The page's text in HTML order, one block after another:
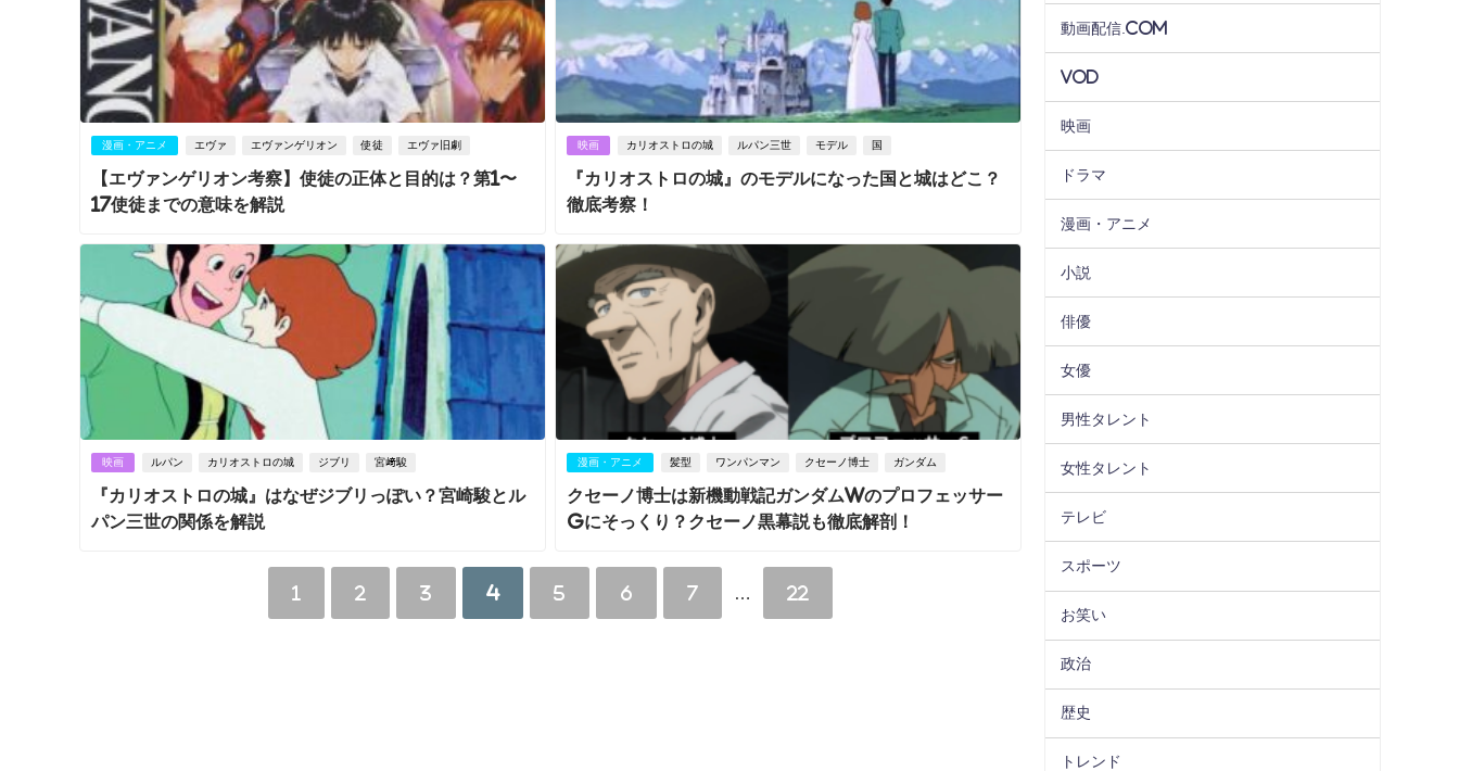
漫画・アニメ エヴァ エヴァンゲリオン 使徒 エヴァ旧劇
【エヴァンゲリオン考察】使徒の正体と目的は？第1〜
17使徒までの意味を解説
映画 カリオストロの城 ルパン三世 モデル 国
『カリオストロの城』のモデルになった国と城はどこ？
徹底考察！
映画 ルパン カリオストロの城 ジブリ 宮﨑駿
『カリオストロの城』はなぜジブリっぽい？宮崎駿とル
パン三世の関係を解説
漫画・アニメ 髪型 ワンパンマン クセーノ博士 ガンダム
クセーノ博士は新機動戦記ガンダムWのプロフェッサー
Gにそっくり？クセーノ黒幕説も徹底解剖！
1 2 3 4 5 6 7 22
動画配信.com
VOD
映画
ドラマ
漫画・アニメ
小説
俳優
女優
男性タレント
女性タレント
テレビ
スポーツ
お笑い
政治
歴史
トレンド